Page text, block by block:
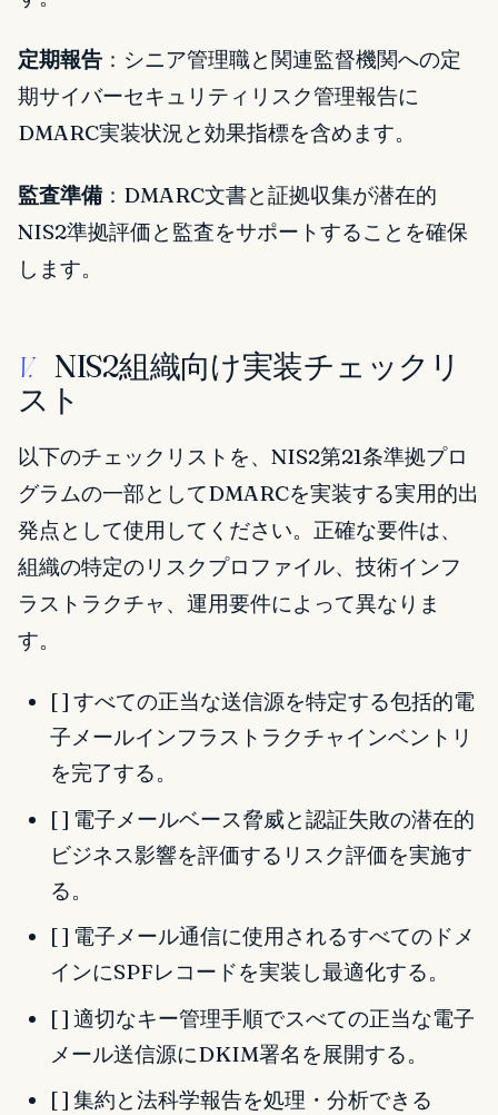
定期報告 ：シニア管理職と関連監督機関への定
期サイバーセキュリティリスク管理報告に
DMARC実装状況と効果指標を含めます。
監査準備：DMARC文書と証拠収集が潜在的
NIS2準拠評価と監査をサポートすることを確保
します。
V.
NIS2組織向け実装チェックリ
スト
以下のチェックリストを、NIS2第21条準拠プロ
グラムの一部としてDMARCを実装する実用的出
発点として使用してください。正確な要件は、
組織の特定のリスクプロファイル、技術インフ
ラストラクチャ、運用要件によって異なりま
す。
[ ] すべての正当な送信源を特定する包括的電
子メールインフラストラクチャインベントリ
を完了する。
[ ] 電子メールベース脅威と認証失敗の潜在的
ビジネス影響を評価するリスク評価を実施す
る。
[ ] 電子メール通信に使用されるすべてのドメ
インにSPFレコードを実装し最適化する。
[ ] 適切なキー管理手順でスべての正当な電子
メール送信源にDKIM署名を展開する。
[ ] 集約と法科学報告を処理・分析できる